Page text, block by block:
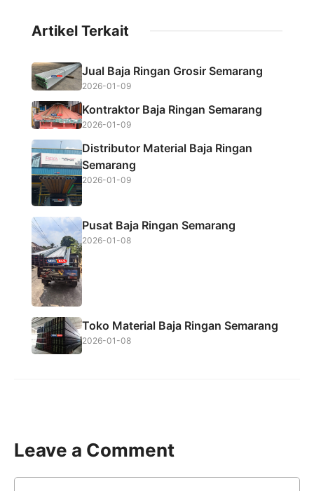
e
b
o
o
k
t
e
t
A
p
Artikel Terkait
Jual Baja Ringan Grosir Semarang
2026-01-09
Kontraktor Baja Ringan Semarang
2026-01-09
Distributor Material Baja Ringan
Semarang
2026-01-09
Pusat Baja Ringan Semarang
2026-01-08
Toko Material Baja Ringan Semarang
2026-01-08
Leave a Comment
Comment